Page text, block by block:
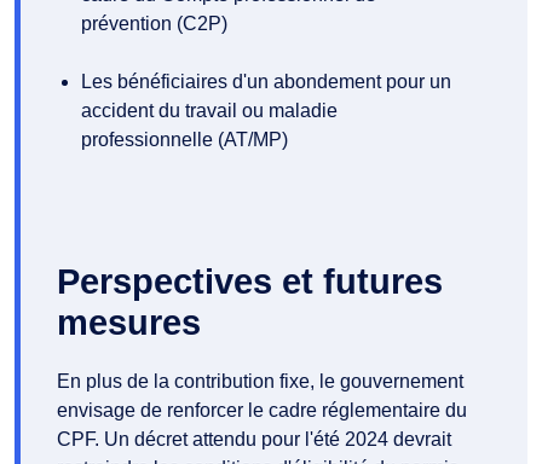
prévention (C2P)
Les bénéficiaires d'un abondement pour un
accident du travail ou maladie
professionnelle (AT/MP)
Perspectives et futures
mesures
En plus de la contribution fixe, le gouvernement
envisage de renforcer le cadre réglementaire du
CPF. Un décret attendu pour l'été 2024 devrait